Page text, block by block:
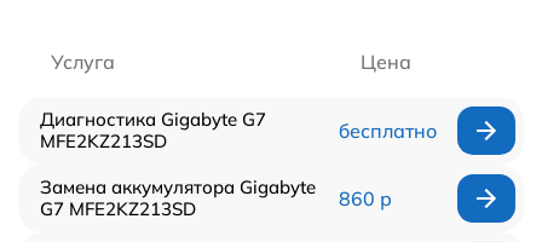
Услуга Цена
Диагностика Gigabyte G7
MFE2KZ213SD
бесплатно
Замена аккумулятора Gigabyte
G7 MFE2KZ213SD
860 р